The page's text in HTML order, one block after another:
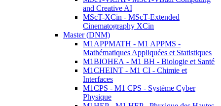
and Creative AI
MScT-XCin - MScT-Extended
Cinematography XCin
Master (DNM)
M1APPMATH - M1 APPMS -
Mathématiques Appliquées et Statistiques
M1BIOHEA - M1 BH - Biologie et Santé
M1CHEINT - M1 CI - Chimie et
Interfaces
M1CPS - M1 CPS - Système Cyber
Physique